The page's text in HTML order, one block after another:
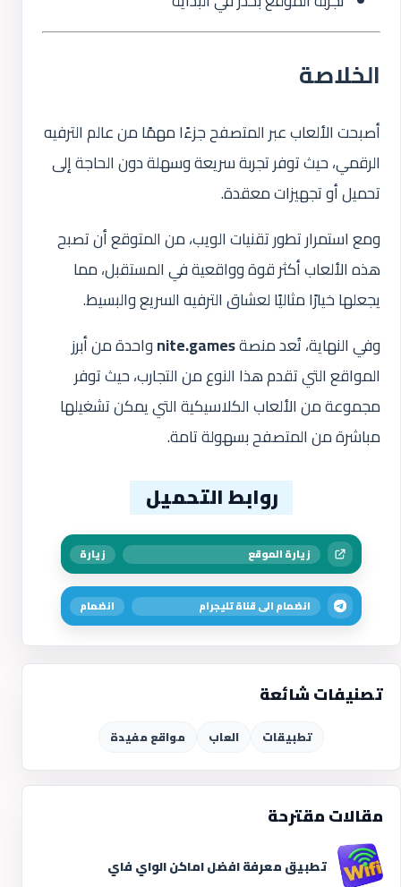
تصنيفات شائعة
تطبيقات العاب مواقع مفيدة
مقالات مقترحة
تطبيق معرفة افضل اماكن الواي فاي
الخلاصة
أصبحت الألعاب عبر المتصفح جزءًا مهمًا من عالم الترفيه
الرقمي، حيث توفر تجربة سريعة وسهلة دون الحاجة إلى
تحميل أو تجهيزات معقدة.
ومع استمرار تطور تقنيات الويب، من المتوقع أن تصبح
هذه الألعاب أكثر قوة وواقعية في المستقبل، مما
يجعلها خيارًا مثاليًا لعشاق الترفيه السريع والبسيط.
وفي النهاية، تُعد منصةnite.gamesواحدة من أبرز
المواقع التي تقدم هذا النوع من التجارب، حيث توفر
مجموعة من الألعاب الكلاسيكية التي يمكن تشغيلها
مباشرة من المتصفح بسهولة تامة.
روابط التحميل
زيارة الموقع زيارة
انضمام الى قناة تليجرام انضمام